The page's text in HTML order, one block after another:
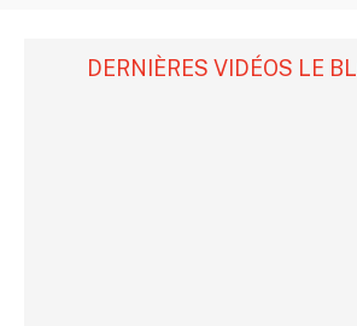
DERNIÈRES VIDÉOS LE